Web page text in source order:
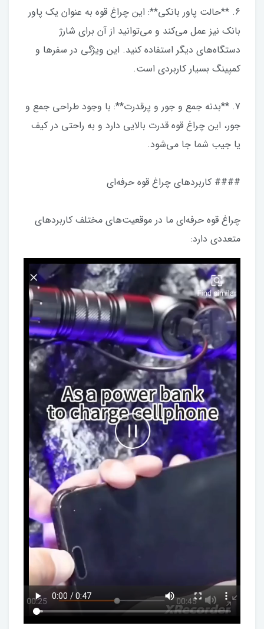
6. **حالت پاور بانکی**: این چراغ قوه به عنوان یک پاور
بانک نیز عمل می‌کند و می‌توانید از آن برای شارژ
دستگاه‌های دیگر استفاده کنید. این ویژگی در سفرها و
کمپینگ بسیار کاربردی است.
7. **بدنه جمع و جور و پرقدرت**: با وجود طراحی جمع و
جور، این چراغ قوه قدرت بالایی دارد و به راحتی در کیف
یا جیب شما جا می‌شود.
#### کاربردهای چراغ قوه حرفه‌ای
چراغ قوه حرفه‌ای ما در موقعیت‌های مختلف کاربردهای
متعددی دارد: